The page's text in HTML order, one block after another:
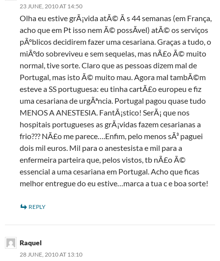
23 JUNE, 2010 AT 14:50
Olha eu estive grÃ¡vida atÃ© Ã s 44 semanas (em França,
acho que em Pt isso nem Ã© possÃ­vel) atÃ© os serviços
pÃºblicos decidirem fazer uma cesariana. Graças a tudo, o
miÃºdo sobreviveu e sem sequelas, mas nÃ£o Ã© muito
normal, tive sorte. Claro que as pessoas dizem mal de
Portugal, mas isto Ã© muito mau. Agora mal tambÃ©m
esteve a SS portuguesa: eu tinha cartÃ£o europeu e fiz
uma cesariana de urgÃªncia. Portugal pagou quase tudo
MENOS A ANESTESIA. FantÃ¡stico! SerÃ¡ que nos
hospitais portugueses as grÃ¡vidas fazem cesarianas a
frio??? NÃ£o me parece….Enfim, pelo menos sÃ³ paguei
dois mil euros. Mil para o anestesista e mil para a
enfermeira parteira que, pelos vistos, tb nÃ£o Ã©
essencial a uma cesariana em Portugal. Acho que ficas
melhor entregue do eu estive…marca a tua c e boa sorte!
REPLY
Raquel
28 JUNE, 2010 AT 13:10